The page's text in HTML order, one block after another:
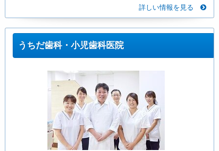
詳しい情報を見る
うちだ歯科・小児歯科医院